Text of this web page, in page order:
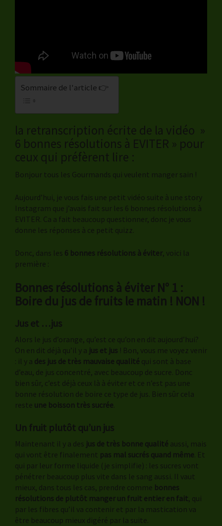
Sommaire de l'article 👉
la retranscription écrite de la vidéo »
6 bonnes résolutions à EVITER » pour
ceux qui préfèrent lire :
Bonjour tous les Gourmands qui veulent manger sain !
Aujourd’hui, je vous fais une petit vidéo suite à une story
Instagram que j’avais fait sur les 6 bonnes résolutions à
EVITER. Ca a fait beaucoup questionner, donc je vous
donne les réponses à ce petit quizz.
Donc, dans les 6 bonnes résolutions à éviter, voici la
première :
Bonnes résolutions à éviter N° 1 :
Boire du jus de fruits le matin ! NON !
Jus et …jus
Alors le jus d’orange, qu’est ce qu’on en dit aujourd’hui?
On en dit déjà qu’il y a jus et jus ! Bon, vous me voyez venir
: il y a des jus de très mauvaise qualité qui sont à base
d’eau, de jus concentré, avec beaucoup de sucre. Donc
bien sûr, c’est déjà ceux là à éviter et ce n’est pas une
bonne résolution de boire ce type de jus. Bien sûr cela
reste une boisson très sucrée.
Un fruit plutôt qu’un jus
Maintenant il y a des jus de très bonne qualité aussi, mais
qui vont être finalement pas mal sucrés quand même. Et
qui par leur forme liquide (je simplifie) : les sucres vont
pénétrer beaucoup plus vite dans le sang aussi. Il vaut
mieux, dans tous les cas, prendre comme bonnes
résolutions de plutôt manger un fruit entier en fait, qui
par les fibres qu’il va contenir et par la mastication va
être beaucoup mieux digéré par la suite.